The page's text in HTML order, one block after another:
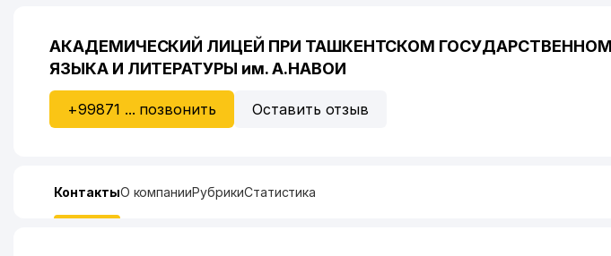
АКАДЕМИЧЕСКИЙ ЛИЦЕЙ ПРИ ТАШКЕНТСКОМ ГОСУДАРСТВЕННОМ
ЯЗЫКА И ЛИТЕРАТУРЫ им. А.НАВОИ
+99871 ... позвонить Оставить отзыв
КонтактыО компанииРубрикиСтатистика